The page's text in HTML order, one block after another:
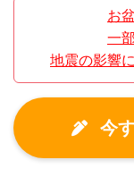
お
一
地震の影響
今